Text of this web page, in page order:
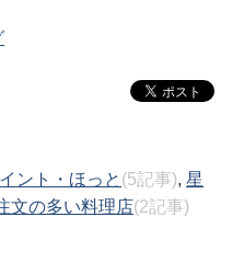
ント・ほっと (5記事), 星
文の多い料理店(2記事)